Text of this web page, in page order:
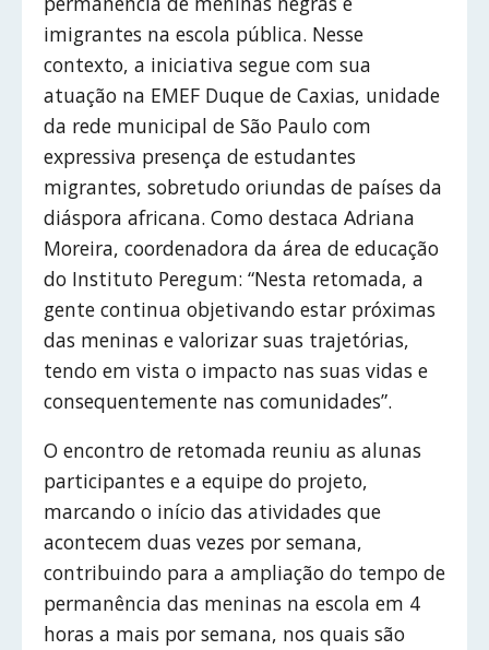
imigrantes na escola pública. Nesse
contexto, a iniciativa segue com sua
atuação na EMEF Duque de Caxias, unidade
da rede municipal de São Paulo com
expressiva presença de estudantes
migrantes, sobretudo oriundas de países da
diáspora africana. Como destaca Adriana
Moreira, coordenadora da área de educação
do Instituto Peregum: “Nesta retomada, a
gente continua objetivando estar próximas
das meninas e valorizar suas trajetórias,
tendo em vista o impacto nas suas vidas e
consequentemente nas comunidades”.
O encontro de retomada reuniu as alunas
participantes e a equipe do projeto,
marcando o início das atividades que
acontecem duas vezes por semana,
contribuindo para a ampliação do tempo de
permanência das meninas na escola em 4
horas a mais por semana, nos quais são